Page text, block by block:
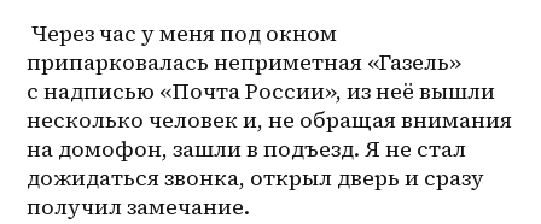
Через час у меня под окном
припарковалась неприметная «Газель»
с надписью «Почта России», из неё вышли
несколько человек и, не обращая внимания
на домофон, зашли в подъезд. Я не стал
дожидаться звонка, открыл дверь и сразу
получил замечание.